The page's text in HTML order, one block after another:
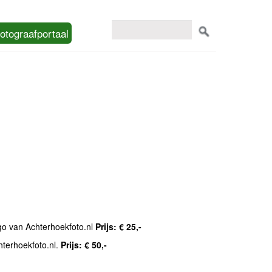
van Achterhoekfoto.nl Prijs: € 25,-
Prijs: € 50,-